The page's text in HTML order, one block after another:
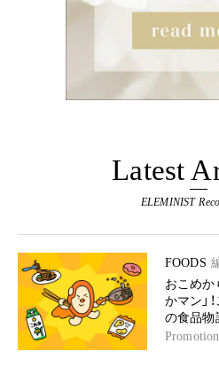
Latest
ELEMINIST
FOODS
おこめか
かマン」
の食品物
Promotion